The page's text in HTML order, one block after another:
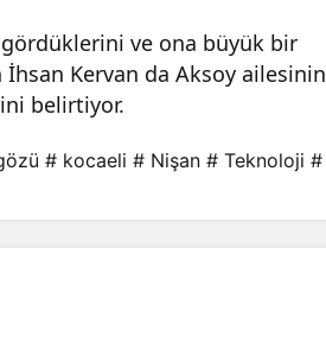
gördüklerini ve ona büyük bir
İhsan Kervan da Aksoy ailesinin
belirtiyor.
# kocaeli # Nişan # Teknoloji #